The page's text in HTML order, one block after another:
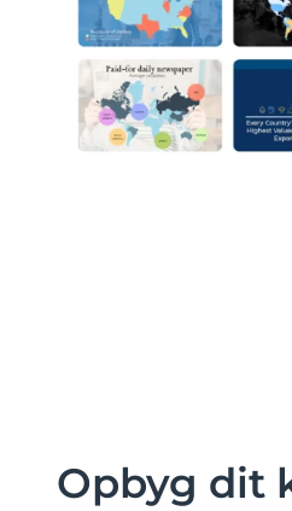
Opbyg dit